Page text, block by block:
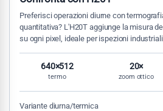
Preferisci operazioni diurne con
quantitativa? L'H20T aggiunge la misura
su ogni pixel, ideale per ispezioni
640×512
termo
20×
zoom ottico
Variante diurna/termica